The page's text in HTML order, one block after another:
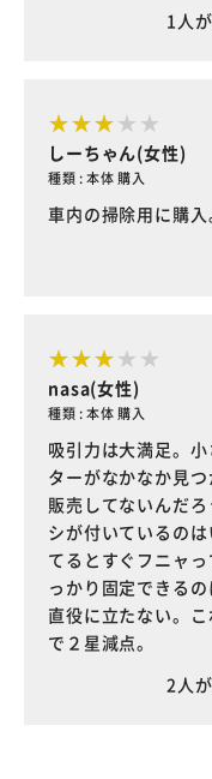
1人
しーちゃん(女性)
種類 : 本体 購入
車内の掃除用に購入
nasa(女性)
種類 : 本体 購入
吸引力は大満足。
ターがなかなか見
販売してないんだ
シが付いているの
てるとすぐフニャ
っかり固定できる
直役に立たない。
で２星減点。
2人